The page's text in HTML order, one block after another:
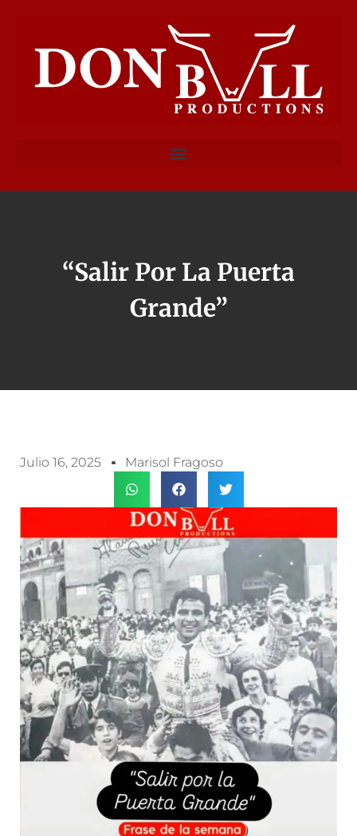
“Salir Por La Puerta
Grande”
Julio 16, 2025 Marisol Fragoso